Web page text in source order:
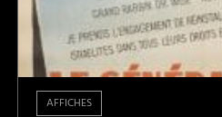
AFFICHES